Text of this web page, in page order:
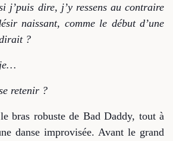
j’puis dire, j’y ressens au contraire
naissant, comme le début d’une
?
retenir ?
bras robuste de Bad Daddy, tout à
danse improvisée. Avant le grand